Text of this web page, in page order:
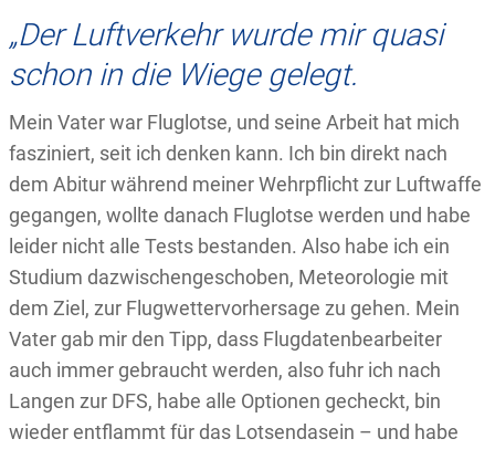
„Der Luftverkehr wurde mir quasi
schon in die Wiege gelegt.
Mein Vater war Fluglotse, und seine Arbeit hat mich
fasziniert, seit ich denken kann. Ich bin direkt nach
dem Abitur während meiner Wehrpflicht zur Luftwaffe
gegangen, wollte danach Fluglotse werden und habe
leider nicht alle Tests bestanden. Also habe ich ein
Studium dazwischengeschoben, Meteorologie mit
dem Ziel, zur Flugwettervorhersage zu gehen. Mein
Vater gab mir den Tipp, dass Flugdatenbearbeiter
auch immer gebraucht werden, also fuhr ich nach
Langen zur DFS, habe alle Optionen gecheckt, bin
wieder entflammt für das Lotsendasein – und habe